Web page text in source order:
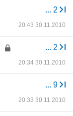
... 2
20:43 30.11.2010
... 2
20:34 30.11.2010
... 9
20:33 30.11.2010